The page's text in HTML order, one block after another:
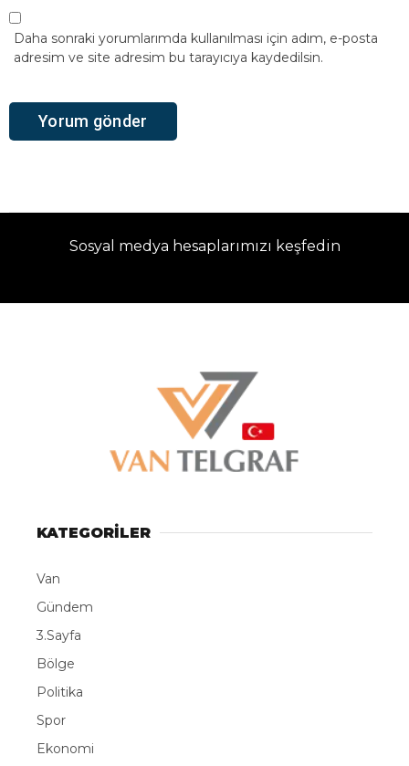
Daha sonraki yorumlarımda kullanılması için adım, e-posta
adresim ve site adresim bu tarayıcıya kaydedilsin.
Sosyal medya hesaplarımızı keşfedin
KATEGORİLER
Van
Gündem
3.Sayfa
Bölge
Politika
Spor
Ekonomi